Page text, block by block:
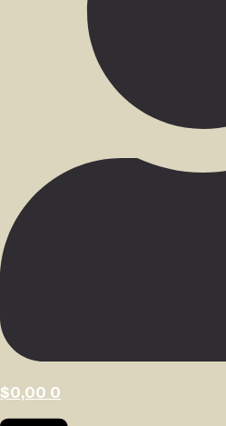
$0,00 0